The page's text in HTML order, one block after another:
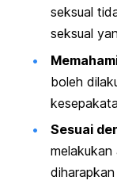
seksual
seksual
boleh
Sesuai
melakukan